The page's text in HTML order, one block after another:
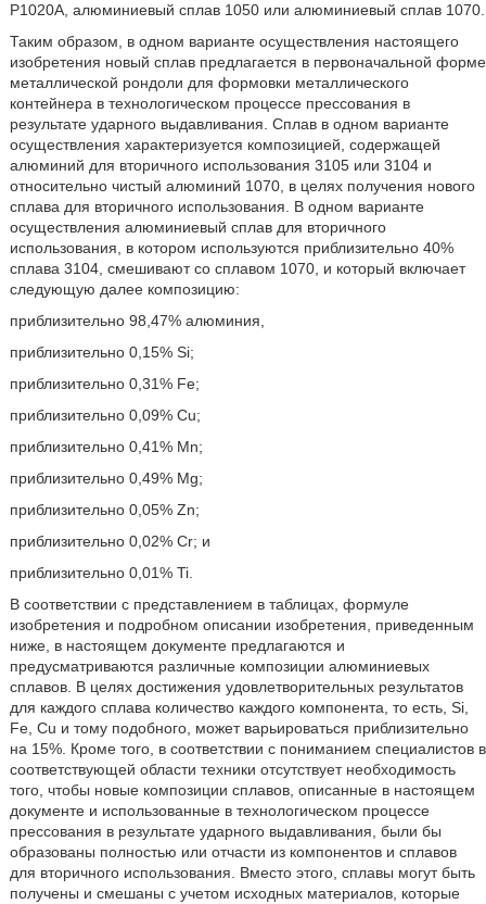
Р1020А, алюминиевый сплав 1050 или алюминиевый сплав 1070.
Таким образом, в одном варианте осуществления настоящего
изобретения новый сплав предлагается в первоначальной форме
металлической рондоли для формовки металлического
контейнера в технологическом процессе прессования в
результате ударного выдавливания. Сплав в одном варианте
осуществления характеризуется композицией, содержащей
алюминий для вторичного использования 3105 или 3104 и
относительно чистый алюминий 1070, в целях получения нового
сплава для вторичного использования. В одном варианте
осуществления алюминиевый сплав для вторичного
использования, в котором используются приблизительно 40%
сплава 3104, смешивают со сплавом 1070, и который включает
следующую далее композицию:
приблизительно 98,47% алюминия,
приблизительно 0,15% Si;
приблизительно 0,31% Fe;
приблизительно 0,09% Cu;
приблизительно 0,41% Mn;
приблизительно 0,49% Mg;
приблизительно 0,05% Zn;
приблизительно 0,02% Cr; и
приблизительно 0,01% Ti.
В соответствии с представлением в таблицах, формуле
изобретения и подробном описании изобретения, приведенным
ниже, в настоящем документе предлагаются и
предусматриваются различные композиции алюминиевых
сплавов. В целях достижения удовлетворительных результатов
для каждого сплава количество каждого компонента, то есть, Si,
Fe, Cu и тому подобного, может варьироваться приблизительно
на 15%. Кроме того, в соответствии с пониманием специалистов в
соответствующей области техники отсутствует необходимость
того, чтобы новые композиции сплавов, описанные в настоящем
документе и использованные в технологическом процессе
прессования в результате ударного выдавливания, были бы
образованы полностью или отчасти из компонентов и сплавов
для вторичного использования. Вместо этого, сплавы могут быть
получены и смешаны с учетом исходных материалов, которые